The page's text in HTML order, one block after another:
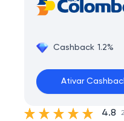
Cashback 1.2%
Ativar
4.8